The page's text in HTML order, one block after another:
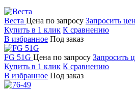
Веста Цена по запросу Запросить
Купить в 1 клик К сравнению
В избранное Под заказ
FG 51G Цена по запросу Запросить
Купить в 1 клик К сравнению
В избранное Под заказ